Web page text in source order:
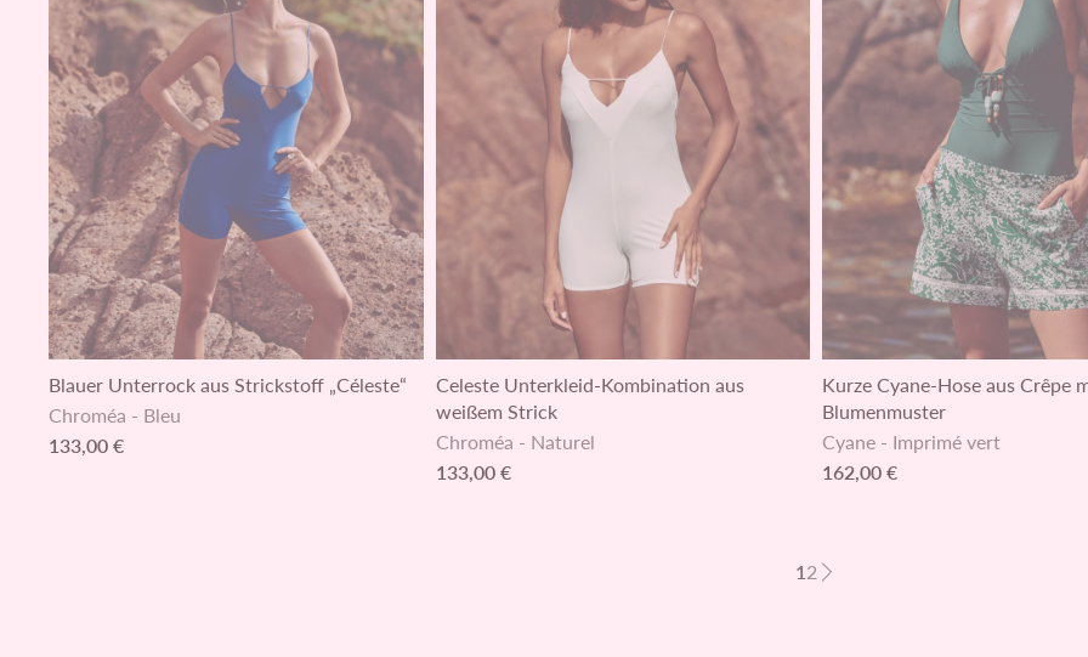
Blauer Unterrock aus Strickstoff „Céleste“
Chroméa - Bleu
133,00 €
Celeste Unterkleid-Kombination aus
weißem Strick
Chroméa - Naturel
133,00 €
Kurze Cyane-Hose aus Crêpe
Blumenmuster
Cyane - Imprimé vert
162,00 €
12